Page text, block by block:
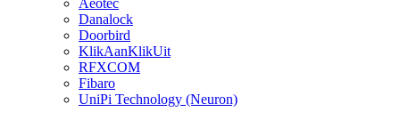
Danalock
Doorbird
KlikAanKlikUit
RFXCOM
Fibaro
UniPi Technology (Neuron)